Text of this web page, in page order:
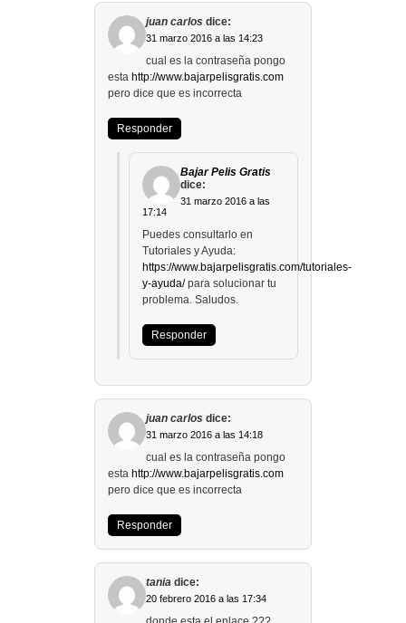
juan carlos dice:
31 marzo 2016 a las 14:23
cual es la contraseña pongo
esta http://www.bajarpelisgratis.com
pero dice que es incorrecta
Responder
Bajar Pelis Gratis
dice:
31 marzo 2016 a las
17:14
Puedes consultarlo en
Tutoriales y Ayuda:
https://www.bajarpelisgratis.com/tutoriales-
y-ayuda/para solucionar tu
problema. Saludos.
Responder
juan carlos dice:
31 marzo 2016 a las 14:18
cual es la contraseña pongo
esta http://www.bajarpelisgratis.com
pero dice que es incorrecta
Responder
tania dice:
20 febrero 2016 a las 17:34